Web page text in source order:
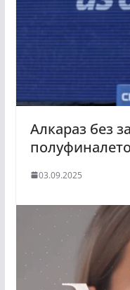
Алкараз без
03.09.2025